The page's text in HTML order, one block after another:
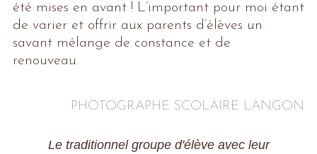
été mises en avant ! L’important pour moi étant
de varier et offrir aux parents d’élèves un
savant mélange de constance et de
renouveau.
PHOTOGRAPHE SCOLAIRE LANGON
Le traditionnel groupe d'élève avec leur